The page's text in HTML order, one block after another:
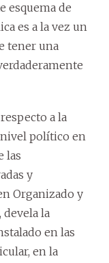
esquema de
es a la vez un
tener una
a la
político en
las
y
Organizado y
devela la
en las
en la